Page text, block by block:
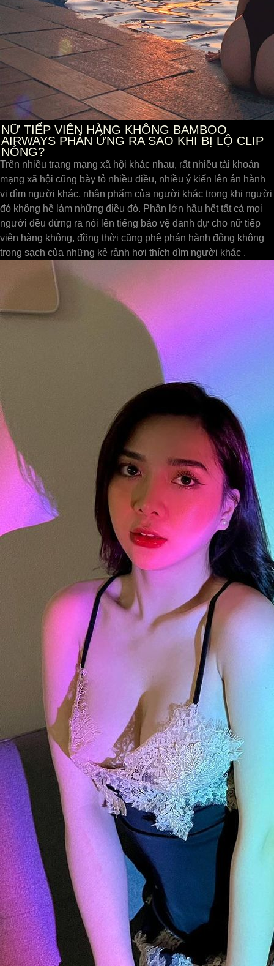
NỮ TIẾP VIÊN HÀNG KHÔNG BAMBOO
AIRWAYS PHẢN ỨNG RA SAO KHI BỊ LỘ CLIP
NÓNG?
Trên nhiều trang mạng xã hội khác nhau, rất nhiều tài khoản
mạng xã hội cũng bày tỏ nhiều điều, nhiều ý kiến lên án hành
vi dìm người khác, nhân phẩm của người khác trong khi người
đó không hề làm những điều đó. Phần lớn hầu hết tất cả mọi
người đều đứng ra nói lên tiếng bảo vệ danh dự cho nữ tiếp
viên hàng không, đồng thời cũng phê phán hành động không
trong sạch của những kẻ rảnh hơi thích dìm người khác .